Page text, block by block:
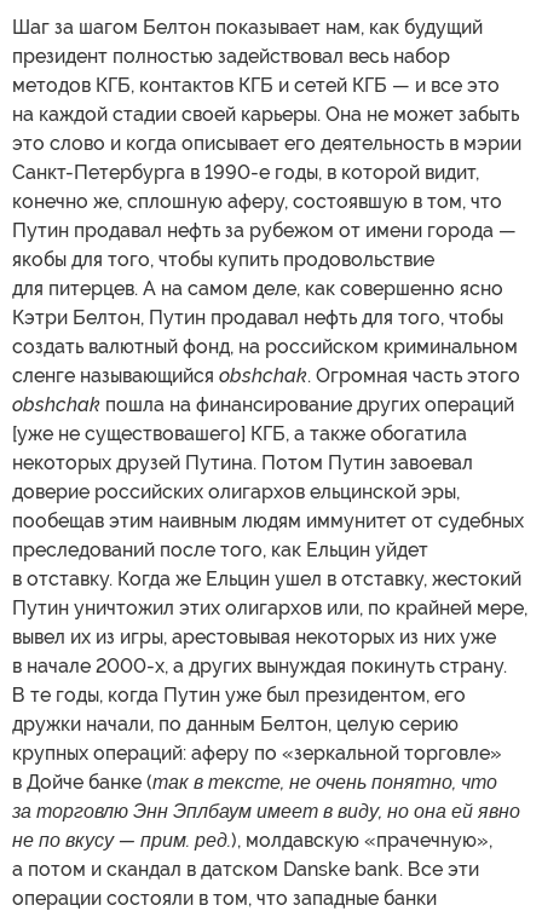
Шаг за шагом Белтон показывает нам, как будущий
президент полностью задействовал весь набор
методов КГБ, контактов КГБ и сетей КГБ — и все это
на каждой стадии своей карьеры. Она не может забыть
это слово и когда описывает его деятельность в мэрии
Санкт-Петербурга в 1990-е годы, в которой видит,
конечно же, сплошную аферу, состоявшую в том, что
Путин продавал нефть за рубежом от имени города —
якобы для того, чтобы купить продовольствие
для питерцев. А на самом деле, как совершенно ясно
Кэтри Белтон, Путин продавал нефть для того, чтобы
создать валютный фонд, на российском криминальном
сленге называющийся obshchak. Огромная часть этого
obshchak пошла на финансирование других операций
[уже не существовашего] КГБ, а также обогатила
некоторых друзей Путина. Потом Путин завоевал
доверие российских олигархов ельцинской эры,
пообещав этим наивным людям иммунитет от судебных
преследований после того, как Ельцин уйдет
в отставку. Когда же Ельцин ушел в отставку, жестокий
Путин уничтожил этих олигархов или, по крайней мере,
вывел их из игры, арестовывая некоторых из них уже
в начале 2000-х, а других вынуждая покинуть страну.
В те годы, когда Путин уже был президентом, его
дружки начали, по данным Белтон, целую серию
крупных операций: аферу по «зеркальной торговле»
в Дойче банке (так в тексте, не очень понятно, что
за торговлю Энн Эплбаум имеет в виду, но она ей явно
не по вкусу — прим. ред.), молдавскую «прачечную»,
а потом и скандал в датском Danske bank. Все эти
операции состояли в том, что западные банки